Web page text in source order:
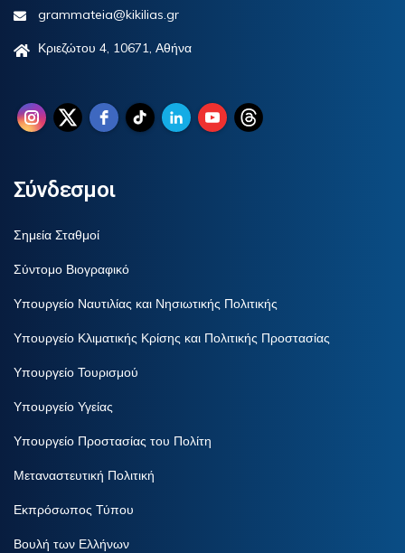
grammateia@kikilias.gr
Κριεζώτου 4, 10671, Αθήνα
Σύνδεσμοι
Σημεία Σταθμοί
Σύντομο Βιογραφικό
Υπουργείο Ναυτιλίας και Νησιωτικής Πολιτικής
Υπουργείο Κλιματικής Κρίσης και Πολιτικής Προστασίας
Υπουργείο Τουρισμού
Υπουργείο Υγείας
Υπουργείο Προστασίας του Πολίτη
Μεταναστευτική Πολιτική
Εκπρόσωπος Τύπου
Βουλή των Ελλήνων